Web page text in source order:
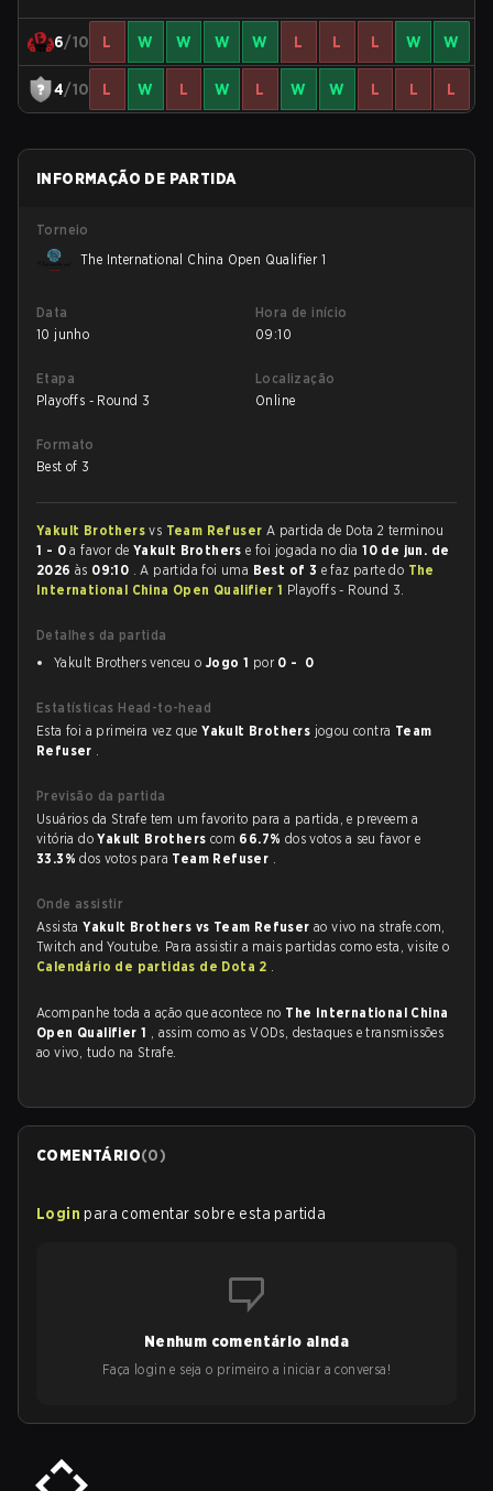
6/10 L W W W W L L L W W
4/10 L W L W L W W L L L
INFORMAÇÃO DE PARTIDA
Torneio
The International China Open Qualifier 1
Data
10 junho
Hora de início
09:10
Etapa
Playoffs - Round 3
Localização
Online
Formato
Best of 3
Yakult Brothersvs Team Refuser A partida de Dota 2 terminou
1 - 0 a favor de Yakult Brotherse foi jogada no dia10 de jun. de
2026 às 09:10 . A partida foi uma Best of 3 e faz parte do The
International China Open Qualifier 1 Playoffs - Round 3.
Detalhes da partida
Yakult Brothers venceu o Jogo 1 por 0 - 0
Estatísticas Head-to-head
Esta foi a primeira vez queYakult Brothers jogou contra Team
Refuser .
Previsão da partida
Usuários da Strafe tem um favorito para a partida, e preveem a
vitória doYakult Brothers com 66.7% dos votos a seu favor e
33.3%dos votos para Team Refuser .
Onde assistir
AssistaYakult Brothers vs Team Refuserao vivo na strafe.com,
Twitch and Youtube. Para assistir a mais partidas como esta, visite o
Calendário de partidas de Dota 2 .
Acompanhe toda a ação que acontece no The International China
Open Qualifier 1 , assim como as VODs, destaques e transmissões
ao vivo, tudo na Strafe.
COMENTÁRIO(0)
Login para comentar sobre esta partida
Nenhum comentário ainda
Faça login e seja o primeiro a iniciar a conversa!